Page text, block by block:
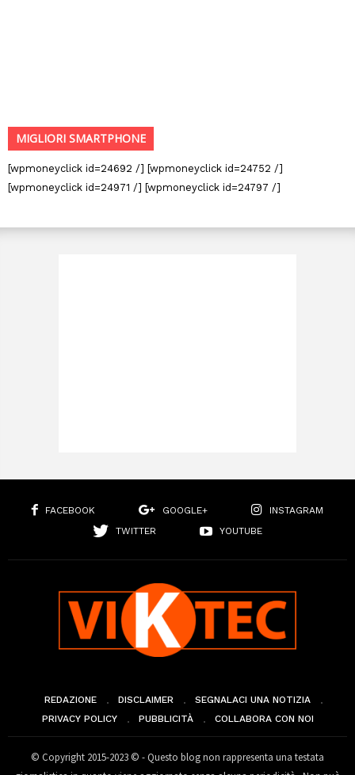
MIGLIORI SMARTPHONE
[wpmoneyclick id=24692 /] [wpmoneyclick id=24752 /]
[wpmoneyclick id=24971 /] [wpmoneyclick id=24797 /]
FACEBOOK GOOGLE+
INSTAGRAM
TWITTER
YOUTUBE
REDAZIONE DISCLAIMER
SEGNALACI UNA NOTIZIA
PRIVACY POLICY
PUBBLICITÀ COLLABORA CON NOI
© Copyright 2015-2023 © - Questo blog non rappresenta una testata